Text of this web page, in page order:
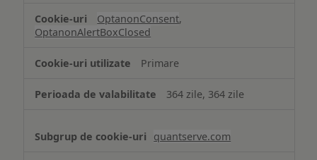
OptanonConsent,
OptanonAlertBoxClosed
Primare
364 zile, 364 zile
quantserve.com